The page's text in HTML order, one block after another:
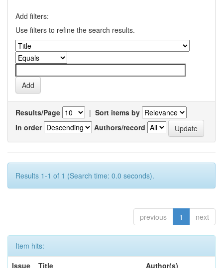
Add filters:
Use filters to refine the search results.
Results/Page | Sort items by
In order
Authors/record
Results 1-1 of 1 (Search time: 0.0 seconds).
previous 1 next
Item hits:
Issue
Title Author(s)